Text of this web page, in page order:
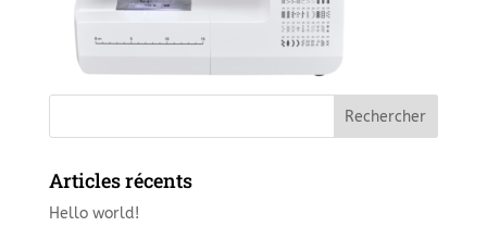
Articles récents
Hello world!